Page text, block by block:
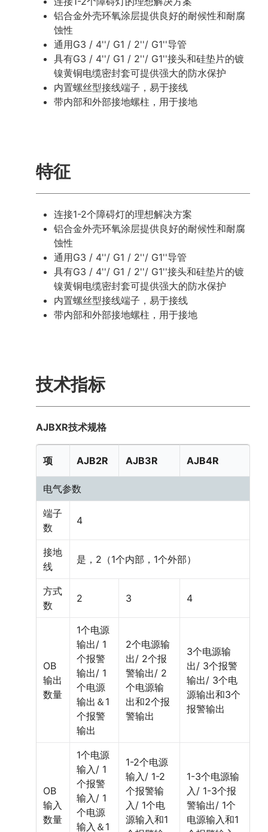
铝合金外壳环氧涂层提供良好的耐候性和耐腐
蚀性
通用G3 / 4''/ G1 / 2''/ G1''导管
具有G3 / 4''/ G1 / 2''/ G1''接头和硅垫片的镀
镍黄铜电缆密封套可提供强大的防水保护
内置螺丝型接线端子，易于接线
带内部和外部接地螺柱，用于接地
特征
连接1-2个障碍灯的理想解决方案
铝合金外壳环氧涂层提供良好的耐候性和耐腐
蚀性
通用G3 / 4''/ G1 / 2''/ G1''导管
具有G3 / 4''/ G1 / 2''/ G1''接头和硅垫片的镀
镍黄铜电缆密封套可提供强大的防水保护
内置螺丝型接线端子，易于接线
带内部和外部接地螺柱，用于接地
技术指标
AJBXR技术规格
项 AJB2R AJB3R AJB4R
电气参数
端子
数
4
接地
线
是，2（1个内部，1个外部）
方式
数
2 3 4
OB
输出
数量
1个电源
输出/ 1
个报警
输出/ 1
个电源
输出＆1
个报警
输出
2个电源输
出/ 2个报
警输出/ 2
个电源输
出和2个报
警输出
3个电源输
出/ 3个报警
输出/ 3个电
源输出和3个
报警输出
OB
输入
数量
1个电源
输入/ 1
个报警
输入/ 1
个电源
输入＆1
1-2个电源
输入/ 1-2
个报警输
入/ 1个电
源输入和1
1-3个电源输
入/ 1-3个报
警输出/ 1个
电源输入和1